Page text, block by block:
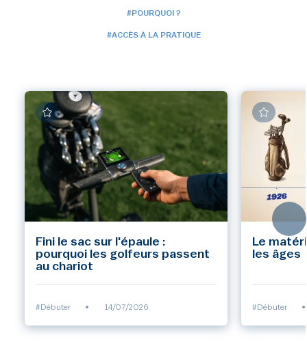
#POURQUOI ?
#ACCÈS À LA PRATIQUE
Fini le sac sur l'épaule :
pourquoi les golfeurs passent
au chariot
#Débuter • 14/07/2026
Le
les âges
#Débuter •